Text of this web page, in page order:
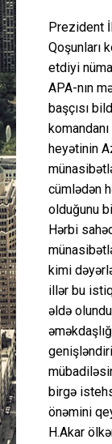
Prezident
Qoşunları
etdiyi
APA-nın
başçısı
heyətinin
cümlədən
olduğunu
Hərbi
kimi
illər bu
əldə
birgə
önəmini
H.Akar